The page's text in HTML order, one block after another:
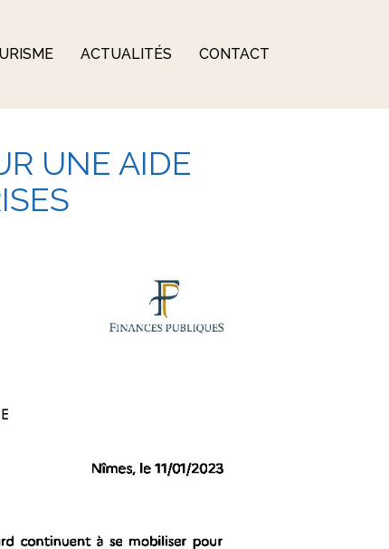
ACTUALITÉS CONTACT
UNE AIDE